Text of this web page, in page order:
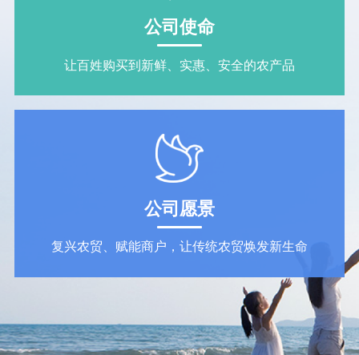
公司使命
让百姓购买到新鲜、实惠、安全的农产品
公司愿景
复兴农贸、赋能商户，让传统农贸焕发新生命